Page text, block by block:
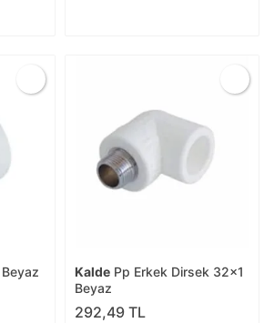
Kalde Pp Erkek Dirsek 32x1
Beyaz
292,49 TL